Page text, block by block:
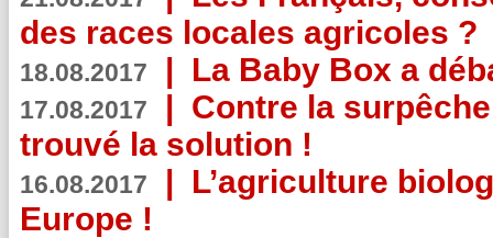
des races locales agricoles ?
18.08.2017 | La Baby Box a
17.08.2017 | Contre la
trouvé la solution !
16.08.2017 | L’agriculture
Europe !